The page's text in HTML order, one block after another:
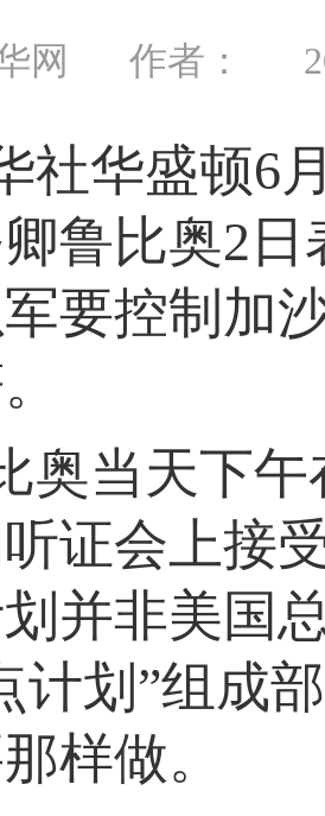
网 作者：
社华盛顿6
鲁比奥2
要控制加
奥当天下
证会上接
并非美国
计划”组成
样做。